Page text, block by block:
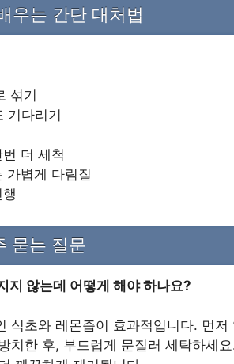
우는 간단 대처법
섞기
기다리기
더 세척
가볍게 다림질
묻는 질문
지 않는데 어떻게 해야 하나요?
식초와 레몬즙이 효과적입니다. 먼저
치한 후, 부드럽게 문질러 세탁하세